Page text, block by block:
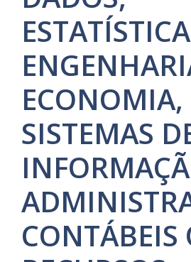
ECONOMIA,
SISTEMAS
CONTÁBEIS